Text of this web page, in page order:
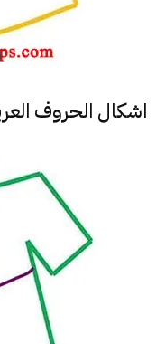
اشكال الحروف